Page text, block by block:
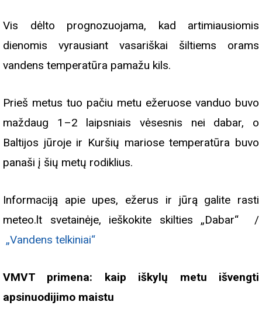
Vis dėlto prognozuojama, kad artimiausiomis
dienomis vyrausiant vasariškai šiltiems orams
vandens temperatūra pamažu kils.
Prieš metus tuo pačiu metu ežeruose vanduo buvo
maždaug 1–2 laipsniais vėsesnis nei dabar, o
Baltijos jūroje ir Kuršių mariose temperatūra buvo
panaši į šių metų rodiklius.
Informaciją apie upes, ežerus ir jūrą galite rasti
meteo.lt svetainėje, ieškokite skilties „Dabar“ /
„Vandens telkiniai“
VMVT primena: kaip iškylų metu išvengti
apsinuodijimo maistu